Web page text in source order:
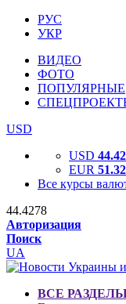
РУС
УКР
ВИДЕО
ФОТО
ПОПУЛЯРНЫЕ
USD
USD
EUR
Все курсы
44.4278
Авторизация
Поиск
UA
ВСЕ